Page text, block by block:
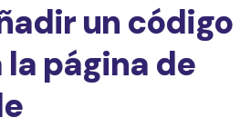
un código
página de